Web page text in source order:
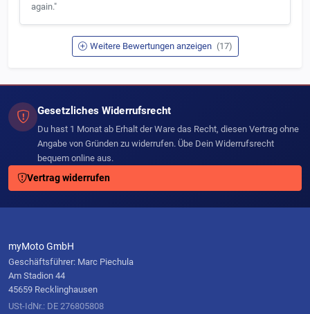
again."
Weitere Bewertungen anzeigen (17)
Gesetzliches Widerrufsrecht
Du hast 1 Monat ab Erhalt der Ware das Recht, diesen Vertrag ohne
Angabe von Gründen zu widerrufen. Übe Dein Widerrufsrecht
bequem online aus.
Vertrag widerrufen
myMoto GmbH
Geschäftsführer: Marc Piechula
Am Stadion 44
45659 Recklinghausen
USt-IdNr.: DE 276805808